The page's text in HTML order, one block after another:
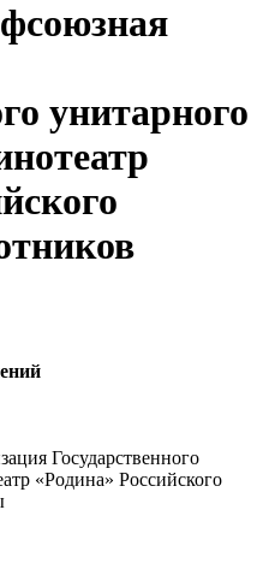
унитарного
Государственного
«Родина» Российского